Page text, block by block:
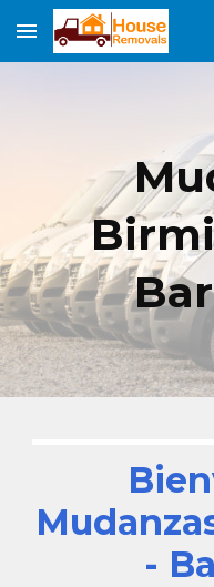
Skip to main content
-